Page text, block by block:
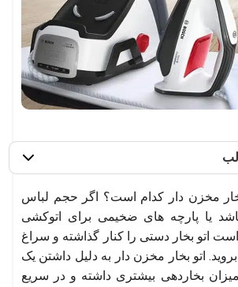
مخزن دار کدام است؟ اگر حجم لباس
یا پارچه های ضخیمی برای اتوکشی
است اتو بخار دستی را کنار گذاشته و سراغ
اتو بخار مخزن دار به دلیل داشتن یک
بخاردهی بیشتری داشته و در سریع